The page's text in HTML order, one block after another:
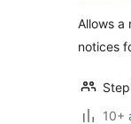
Allows a
notices
10+